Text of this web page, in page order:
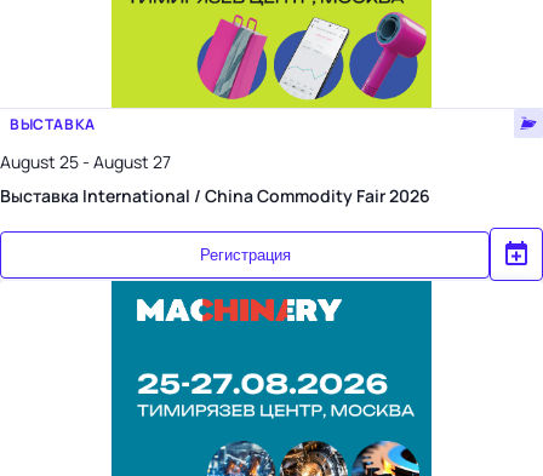
ВЫСТАВКА
August 25 - August 27
Выставка International / China Commodity Fair 2026
Регистрация